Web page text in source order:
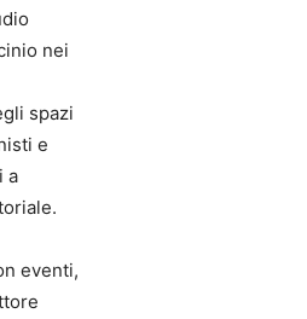
nei
spazi
e
a
eventi,